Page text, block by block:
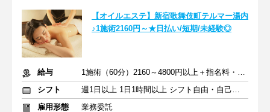
【オイルエステ】新宿歌舞伎町テルマー湯内
♪1施術2160円～★日払い/短期/未経験◎
給与
1施術（60分）2160～4800円以上＋指名料・インセン
シフト
週1日以上 1日1時間以上 シフト自由・自己申告
雇用形態
業務委託